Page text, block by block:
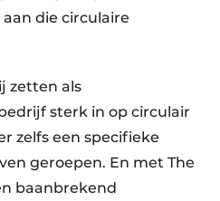
die circulaire
zetten als
sterk in op circulair
zelfs een specifieke
geroepen. En met The
baanbrekend